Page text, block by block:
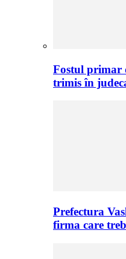
Fostul primar
trimis în
Prefectura
firma care